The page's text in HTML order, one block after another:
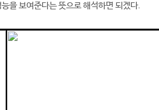
을 보여준다는 뜻으로 해석하면 되겠다.